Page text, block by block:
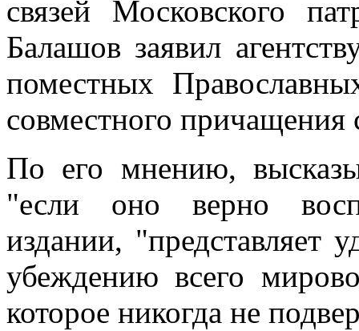
связей Московского
Балашов заявил
поместных
совместного причащения
По его мнению,
"если оно верно
издании, "представляет
убеждению всего
которое никогда не